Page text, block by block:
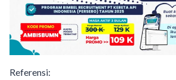
Referensi: